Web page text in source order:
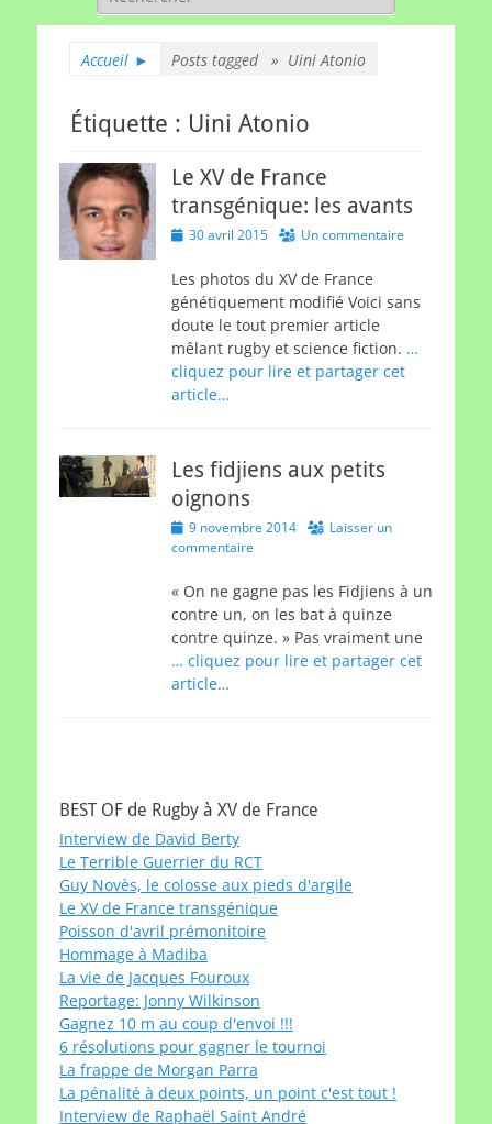
Accueil ► Posts tagged » Uini Atonio
Étiquette : Uini Atonio
Le XV de France
transgénique: les avants
Posted
30 avril 2015 Un commentaire
Les photos du XV de France
génétiquement modifié Voici sans
doute le tout premier article
mêlant rugby et science fiction. …
cliquez pour lire et partager cet
article…
Les fidjiens aux petits
oignons
Posted
on
9 novembre 2014
Laisser un
commentaire
« On ne gagne pas les Fidjiens à un
contre un, on les bat à quinze
contre quinze. » Pas vraiment une
… cliquez pour lire et partager cet
article…
BEST OF de Rugby à XV de France
Interview de David Berty
Le Terrible Guerrier du RCT
Guy Novès, le colosse aux pieds d'argile
Le XV de France transgénique
Poisson d'avril prémonitoire
Hommage à Madiba
La vie de Jacques Fouroux
Reportage: Jonny Wilkinson
Gagnez 10 m au coup d'envoi !!!
6 résolutions pour gagner le tournoi
La frappe de Morgan Parra
La pénalité à deux points, un point c'est tout !
Interview de Raphaël Saint André